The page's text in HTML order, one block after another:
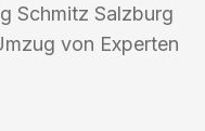
Schmitz Salzburg
von Experten